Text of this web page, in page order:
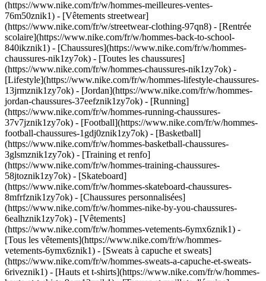
(https://www.nike.com/fr/w/hommes-meilleures-ventes-
76m50znik1) - [Vêtements streetwear]
(https://www.nike.com/fr/w/streetwear-clothing-97qn8) - [Rentrée
scolaire](https://www.nike.com/fr/w/hommes-back-to-school-
840ikznik1) - [Chaussures](https://www.nike.com/fr/w/hommes-
chaussures-nik1zy7ok) - [Toutes les chaussures]
(https://www.nike.com/fr/w/hommes-chaussures-nik1zy7ok) -
[Lifestyle](https://www.nike.com/fr/w/hommes-lifestyle-chaussures-
13jrmznik1zy7ok) - [Jordan](https://www.nike.com/fr/w/hommes-
jordan-chaussures-37eefznik1zy7ok) - [Running]
(https://www.nike.com/fr/w/hommes-running-chaussures-
37v7jznik1zy7ok) - [Football](https://www.nike.com/fr/w/hommes-
football-chaussures-1gdj0znik1zy7ok) - [Basketball]
(https://www.nike.com/fr/w/hommes-basketball-chaussures-
3glsmznik1zy7ok) - [Training et renfo]
(https://www.nike.com/fr/w/hommes-training-chaussures-
58jtoznik1zy7ok) - [Skateboard]
(https://www.nike.com/fr/w/hommes-skateboard-chaussures-
8mfrfznik1zy7ok) - [Chaussures personnalisées]
(https://www.nike.com/fr/w/hommes-nike-by-you-chaussures-
6ealhznik1zy7ok) - [Vêtements]
(https://www.nike.com/fr/w/hommes-vetements-6ymx6znik1) -
[Tous les vêtements](https://www.nike.com/fr/w/hommes-
vetements-6ymx6znik1) - [Sweats à capuche et sweats]
(https://www.nike.com/fr/w/hommes-sweats-a-capuche-et-sweats-
6riveznik1) - [Hauts et t-shirts](https://www.nike.com/fr/w/hommes-